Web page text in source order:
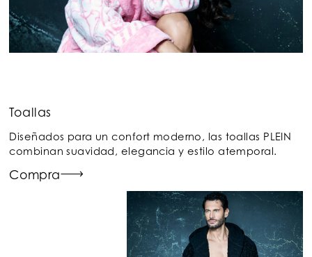
Toallas
Diseñados para un confort moderno, las toallas PLEIN
combinan suavidad, elegancia y estilo atemporal.
Compra